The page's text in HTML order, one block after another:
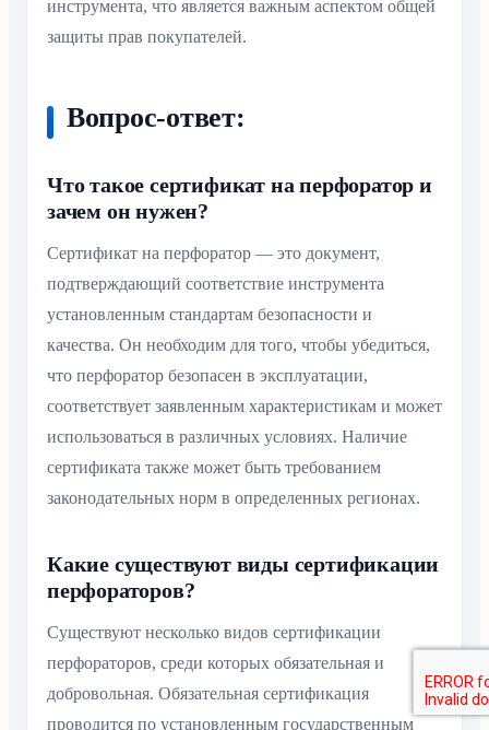
инструмента, что является важным аспектом общей
защиты прав покупателей.
Вопрос-ответ:
Что такое сертификат на перфоратор и
зачем он нужен?
Сертификат на перфоратор — это документ,
подтверждающий соответствие инструмента
установленным стандартам безопасности и
качества. Он необходим для того, чтобы убедиться,
что перфоратор безопасен в эксплуатации,
соответствует заявленным характеристикам и может
использоваться в различных условиях. Наличие
сертификата также может быть требованием
законодательных норм в определенных регионах.
Какие существуют виды сертификации
перфораторов?
Существуют несколько видов сертификации
перфораторов, среди которых обязательная и
добровольная. Обязательная сертификация
проводится по установленным государственным